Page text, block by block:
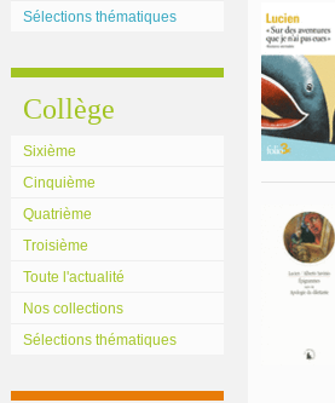
Sélections thématiques
Collège
Sixième
Cinquième
Quatrième
Troisième
Toute l'actualité
Nos collections
Sélections thématiques